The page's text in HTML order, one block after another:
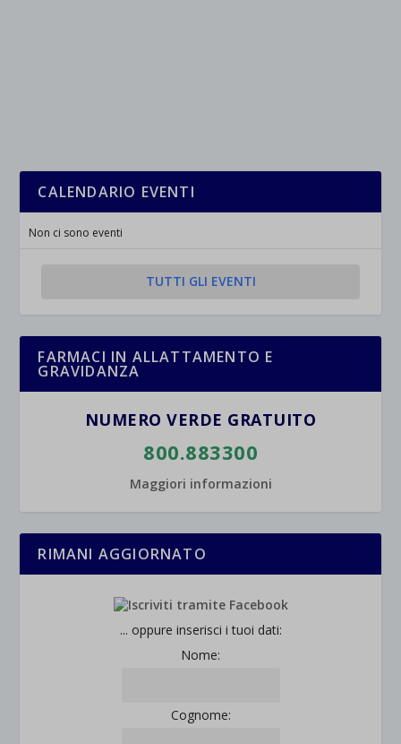
CALENDARIO EVENTI
Non ci sono eventi
TUTTI GLI EVENTI
FARMACI IN ALLATTAMENTO E
GRAVIDANZA
NUMERO VERDE GRATUITO
800.883300
Maggiori informazioni
RIMANI AGGIORNATO
... oppure inserisci i tuoi dati:
Nome:
Cognome: